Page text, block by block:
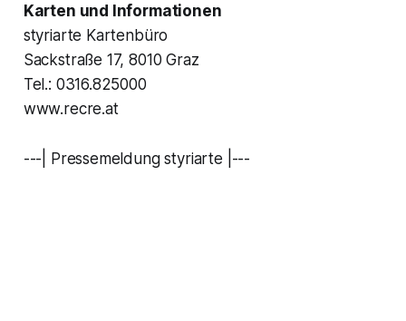
Karten und Informationen
styriarte Kartenbüro
Sackstraße 17, 8010 Graz
Tel.: 0316.825000
www.recre.at
---| Pressemeldung styriarte |---